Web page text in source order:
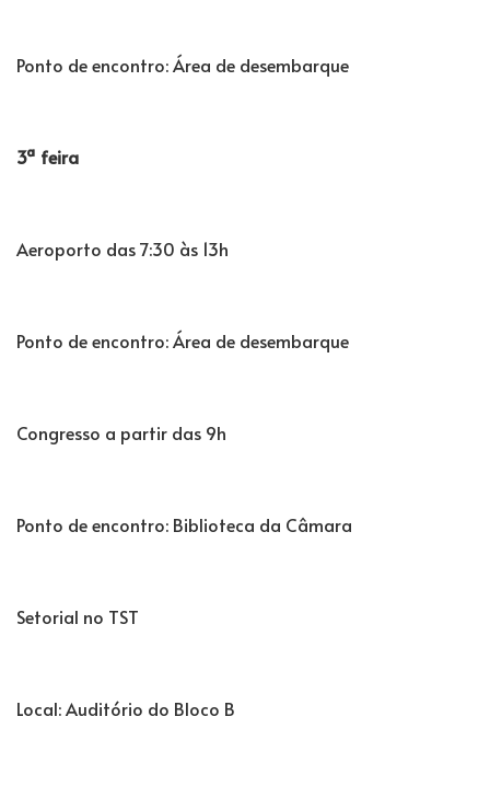
Ponto de encontro: Área de desembarque
3ª feira
Aeroporto das 7:30 às 13h
Ponto de encontro: Área de desembarque
Congresso a partir das 9h
Ponto de encontro: Biblioteca da Câmara
Setorial no TST
Local: Auditório do Bloco B